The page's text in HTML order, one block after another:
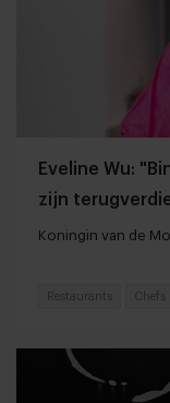
Eveline Wu:
zijn
Koningin van de
Restaurants Chefs